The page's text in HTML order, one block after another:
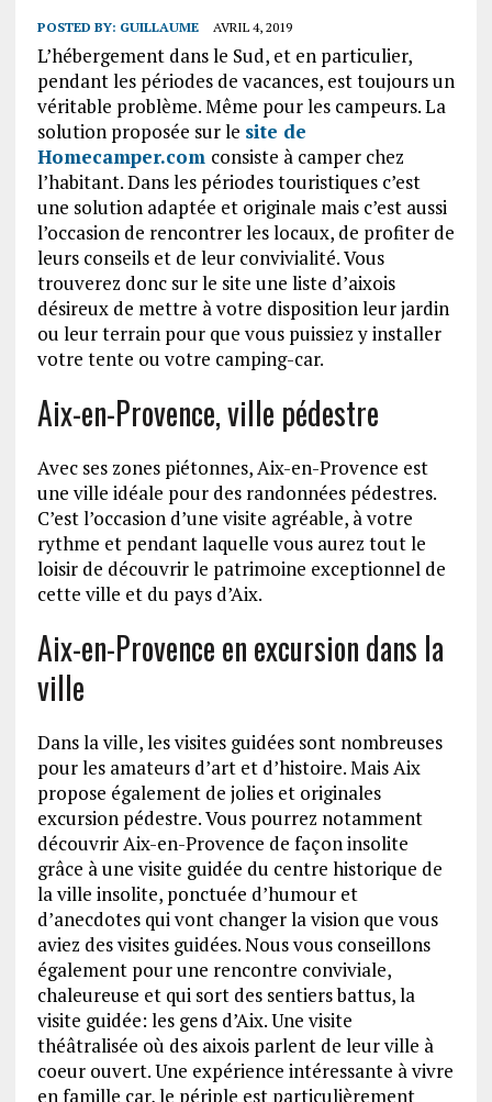
POSTED BY: GUILLAUME AVRIL 4, 2019
L’hébergement dans le Sud, et en particulier,
pendant les périodes de vacances, est toujours un
véritable problème. Même pour les campeurs. La
solution proposée sur le site de
Homecamper.com consiste à camper chez
l’habitant. Dans les périodes touristiques c’est
une solution adaptée et originale mais c’est aussi
l’occasion de rencontrer les locaux, de profiter de
leurs conseils et de leur convivialité. Vous
trouverez donc sur le site une liste d’aixois
désireux de mettre à votre disposition leur jardin
ou leur terrain pour que vous puissiez y installer
votre tente ou votre camping-car.
Aix-en-Provence, ville pédestre
Avec ses zones piétonnes, Aix-en-Provence est
une ville idéale pour des randonnées pédestres.
C’est l’occasion d’une visite agréable, à votre
rythme et pendant laquelle vous aurez tout le
loisir de découvrir le patrimoine exceptionnel de
cette ville et du pays d’Aix.
Aix-en-Provence en excursion dans la
ville
Dans la ville, les visites guidées sont nombreuses
pour les amateurs d’art et d’histoire. Mais Aix
propose également de jolies et originales
excursion pédestre. Vous pourrez notamment
découvrir Aix-en-Provence de façon insolite
grâce à une visite guidée du centre historique de
la ville insolite, ponctuée d’humour et
d’anecdotes qui vont changer la vision que vous
aviez des visites guidées. Nous vous conseillons
également pour une rencontre conviviale,
chaleureuse et qui sort des sentiers battus, la
visite guidée: les gens d’Aix. Une visite
théâtralisée où des aixois parlent de leur ville à
coeur ouvert. Une expérience intéressante à vivre
en famille car, le périple est particulièrement